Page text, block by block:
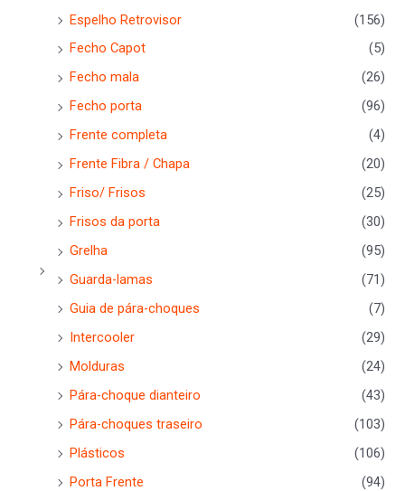
Espelho Retrovisor
(156)
Fecho Capot
(5)
Fecho mala
(26)
Fecho porta
(96)
Frente completa
(4)
Frente Fibra / Chapa
(20)
Friso/ Frisos
(25)
Frisos da porta
(30)
Grelha
(95)
Guarda-lamas
(71)
Guia de pára-choques
(7)
Intercooler
(29)
Molduras
(24)
Pára-choque dianteiro
(43)
Pára-choques traseiro
(103)
Plásticos
(106)
Porta Frente
(94)